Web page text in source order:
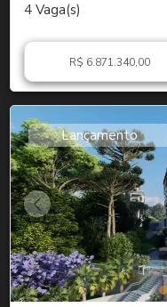
4 Vaga(s)
R$ 6.871.340,00
Lançamento